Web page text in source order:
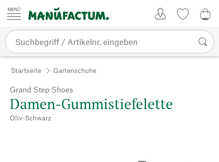
Zum Inhalt springen
Startseite Gartenschuhe
Grand Step Shoes
Damen-Gummistiefelette
Oliv-Schwarz